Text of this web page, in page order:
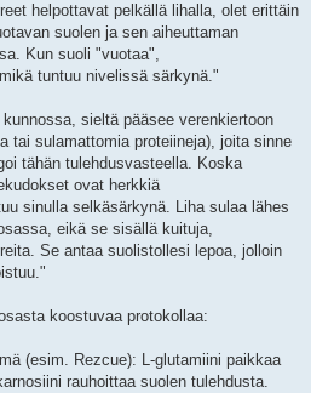
helpottavat pelkällä lihalla, olet erittäin
suolen ja sen aiheuttaman
Kun suoli "vuotaa",
tuntuu nivelissä särkynä."
sieltä pääsee verenkiertoon
tai sulamattomia proteiineja), joita sinne
tähän tulehdusvasteella. Koska
ovat herkkiä
sinulla selkäsärkynä. Liha sulaa lähes
eikä se sisällä kuituja,
Se antaa suolistollesi lepoa, jolloin
koostuvaa protokollaa:
(esim. Rezcue): L-glutamiini paikkaa
rauhoittaa suolen tulehdusta.